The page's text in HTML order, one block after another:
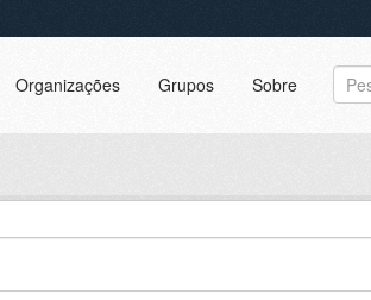
Organizações Grupos Sobre